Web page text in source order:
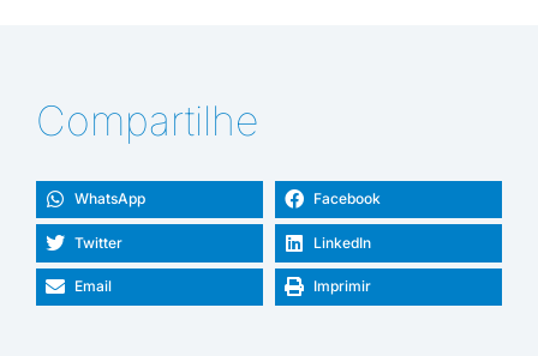
Compartilhe
WhatsApp Facebook
Twitter LinkedIn
Email Imprimir